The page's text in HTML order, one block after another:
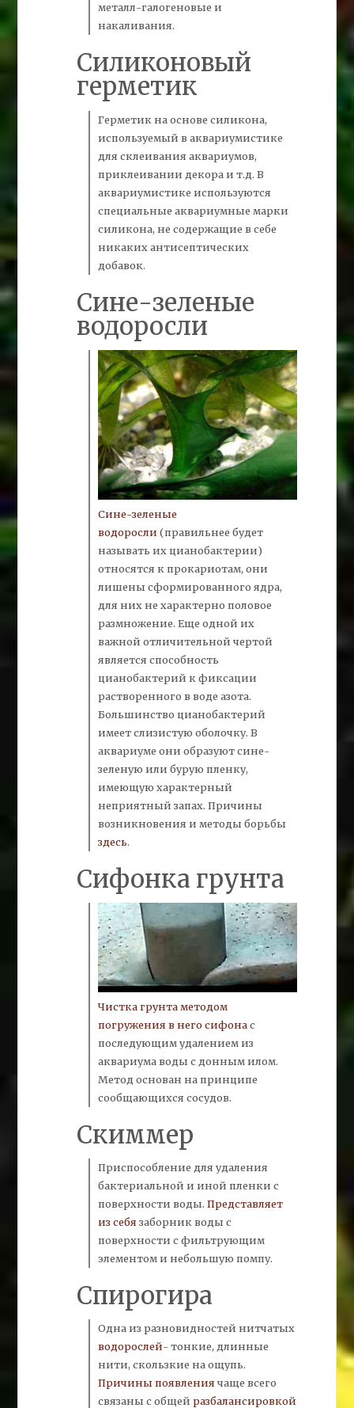
металл-галогеновые и
накаливания.
Силиконовый
герметик
Герметикна основе силикона,
используемый в аквариумистике
для склеивания аквариумов,
приклеивании декора и т.д. В
аквариумистике используются
специальные аквариумные марки
силикона, не содержащие в себе
никаких антисептических
добавок.
Сине-зеленые
водоросли
Сине-зеленые
водоросли (правильнее будет
называть их цианобактерии)
относятся к прокариотам, они
лишены сформированного ядра,
для них не характерно половое
размножение. Еще одной их
важной отличительной чертой
является способность
цианобактерий к фиксации
растворенного в воде азота.
Большинство цианобактерий
имеет слизистую оболочку. В
аквариуме они образуют сине-
зеленую или бурую пленку,
имеющую характерный
неприятный запах. Причины
возникновения и методы борьбы
здесь.
Сифонка грунта
Чистка грунта методом
погружения в негосифона с
последующим удалением из
аквариума воды с донным илом.
Метод основан на принципе
сообщающихся сосудов.
Скиммер
Приспособление для удаления
бактериальной и иной пленки с
поверхности воды.Представляет
из себя заборник воды с
поверхности с фильтрующим
элементом и небольшую помпу.
Спирогира
Одна из разновидностей нитчатых
водорослей- тонкие, длинные
нити, скользкие на ощупь.
Причины появления чаще всего
связаны с общейразбалансировкой